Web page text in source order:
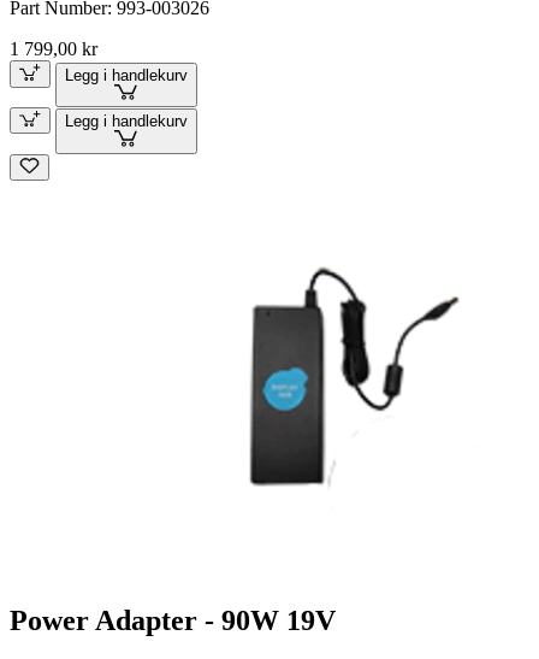
Part Number: 993-003026
1 799,00 kr
Legg i handlekurv
Legg i handlekurv
Power Adapter - 90W 19V